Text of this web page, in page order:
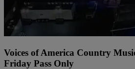
Voices of America Country
Friday Pass Only